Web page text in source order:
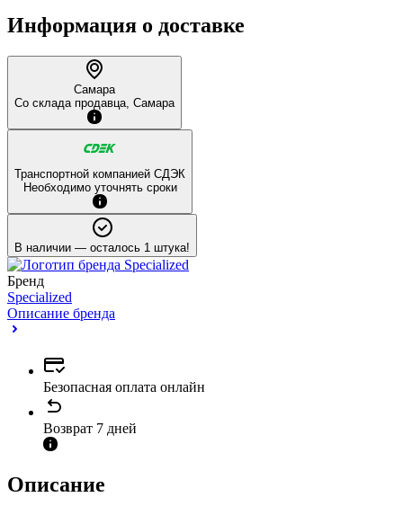
Информация о доставке
Самара
Со склада продавца, Самара
Транспортной компанией СДЭК
Необходимо уточнять сроки
В наличии — осталось 1 штука!
Бренд
Specialized
Описание бренда
Безопасная оплата онлайн
Возврат 7 дней
Описание